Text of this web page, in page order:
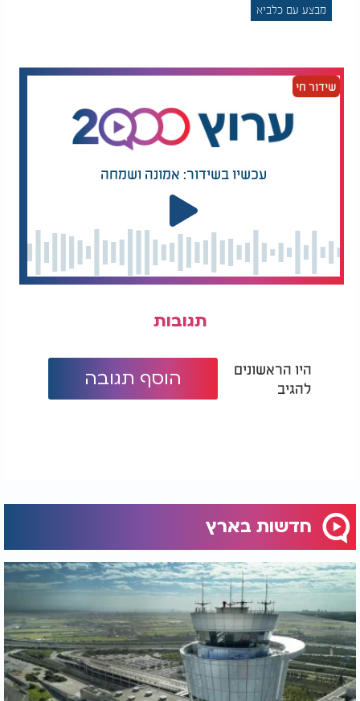
של מובילה אזורית בתחום הביטחוני והטכנולוגי, ומשנה
מבצע עם כלביא
שידור חי
עכשיו בשידור: אמונה ושמחה
תגובות
היו הראשונים
להגיב
הוסף תגובה
חדשות בארץ